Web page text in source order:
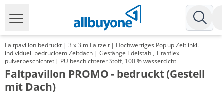
Faltpavillon bedruckt | 3 x 3 m Faltzelt | Hochwertiges Pop up Zelt inkl.
individuell bedrucktem Zeltdach | Gestänge Edelstahl, Titanflex
pulverbeschichtet | PU beschichteter Stoff, 100 % wasserdicht
Faltpavillon PROMO - bedruckt (Gestell
mit Dach)